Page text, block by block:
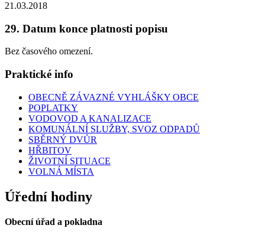
21.03.2018
29. Datum konce platnosti popisu
Bez časového omezení.
Praktické info
OBECNĚ ZÁVAZNÉ VYHLÁŠKY OBCE
POPLATKY
VODOVOD A KANALIZACE
KOMUNÁLNÍ SLUŽBY, SVOZ ODPADŮ
SBĚRNÝ DVŮR
HŘBITOV
ŽIVOTNÍ SITUACE
VOLNÁ MÍSTA
Úřední hodiny
Obecní úřad a pokladna